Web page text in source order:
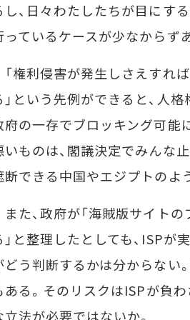
し、日々わたしたちが目にす
っているケースが少なからず
「権利侵害が発生しさえすれ
」という先例ができると、人
府の一存でブロッキング可能
いものは、閣議決定でみんな
断できる中国やエジプトのよ
また、政府が「海賊版サイト
」と整理したとしても、ISPが
どう判断するかは分からない
ある。そのリスクはISPが負
立法が必要ではないか。